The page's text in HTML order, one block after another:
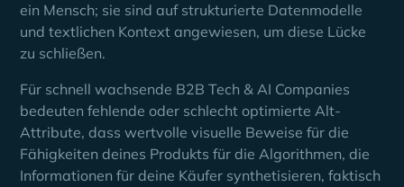
ein Mensch; sie sind auf strukturierte Datenmodelle
und textlichen Kontext angewiesen, um diese Lücke
zu schließen.
Für schnell wachsende B2B Tech & AI Companies
bedeuten fehlende oder schlecht optimierte Alt-
Attribute, dass wertvolle visuelle Beweise für die
Fähigkeiten deines Produkts für die Algorithmen, die
Informationen für deine Käufer synthetisieren, faktisch